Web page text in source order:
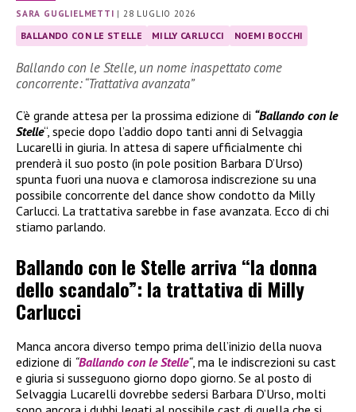
SARA GUGLIELMETTI |28 LUGLIO 2026
BALLANDO CON LE STELLE MILLY CARLUCCI NOEMI BOCCHI
Ballando con le Stelle, un nome inaspettato come
concorrente: “Trattativa avanzata”
C’è grande attesa per la prossima edizione di “Ballando con le
Stelle“, specie dopo l’addio dopo tanti anni di Selvaggia
Lucarelli in giuria. In attesa di sapere ufficialmente chi
prenderà il suo posto (in pole position Barbara D’Urso)
spunta fuori una nuova e clamorosa indiscrezione su una
possibile concorrente del dance show condotto da Milly
Carlucci. La trattativa sarebbe in fase avanzata. Ecco di chi
stiamo parlando.
Ballando con le Stelle arriva “la donna
dello scandalo”: la trattativa di Milly
Carlucci
Manca ancora diverso tempo prima dell’inizio della nuova
edizione di “Ballando con le Stelle“, ma le indiscrezioni su cast
e giuria si susseguono giorno dopo giorno. Se al posto di
Selvaggia Lucarelli dovrebbe sedersi Barbara D’Urso, molti